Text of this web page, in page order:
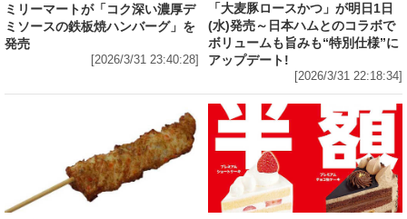
ミリーマートが「コク深い濃厚デ
ミソースの鉄板焼ハンバーグ」を
発売
[2026/3/31 23:40:28]
「大麦豚ロースかつ」が明日1日
(水)発売～日本ハムとのコラボで
ボリュームも旨みも“特別仕様”に
アップデート!
[2026/3/31 22:18:34]